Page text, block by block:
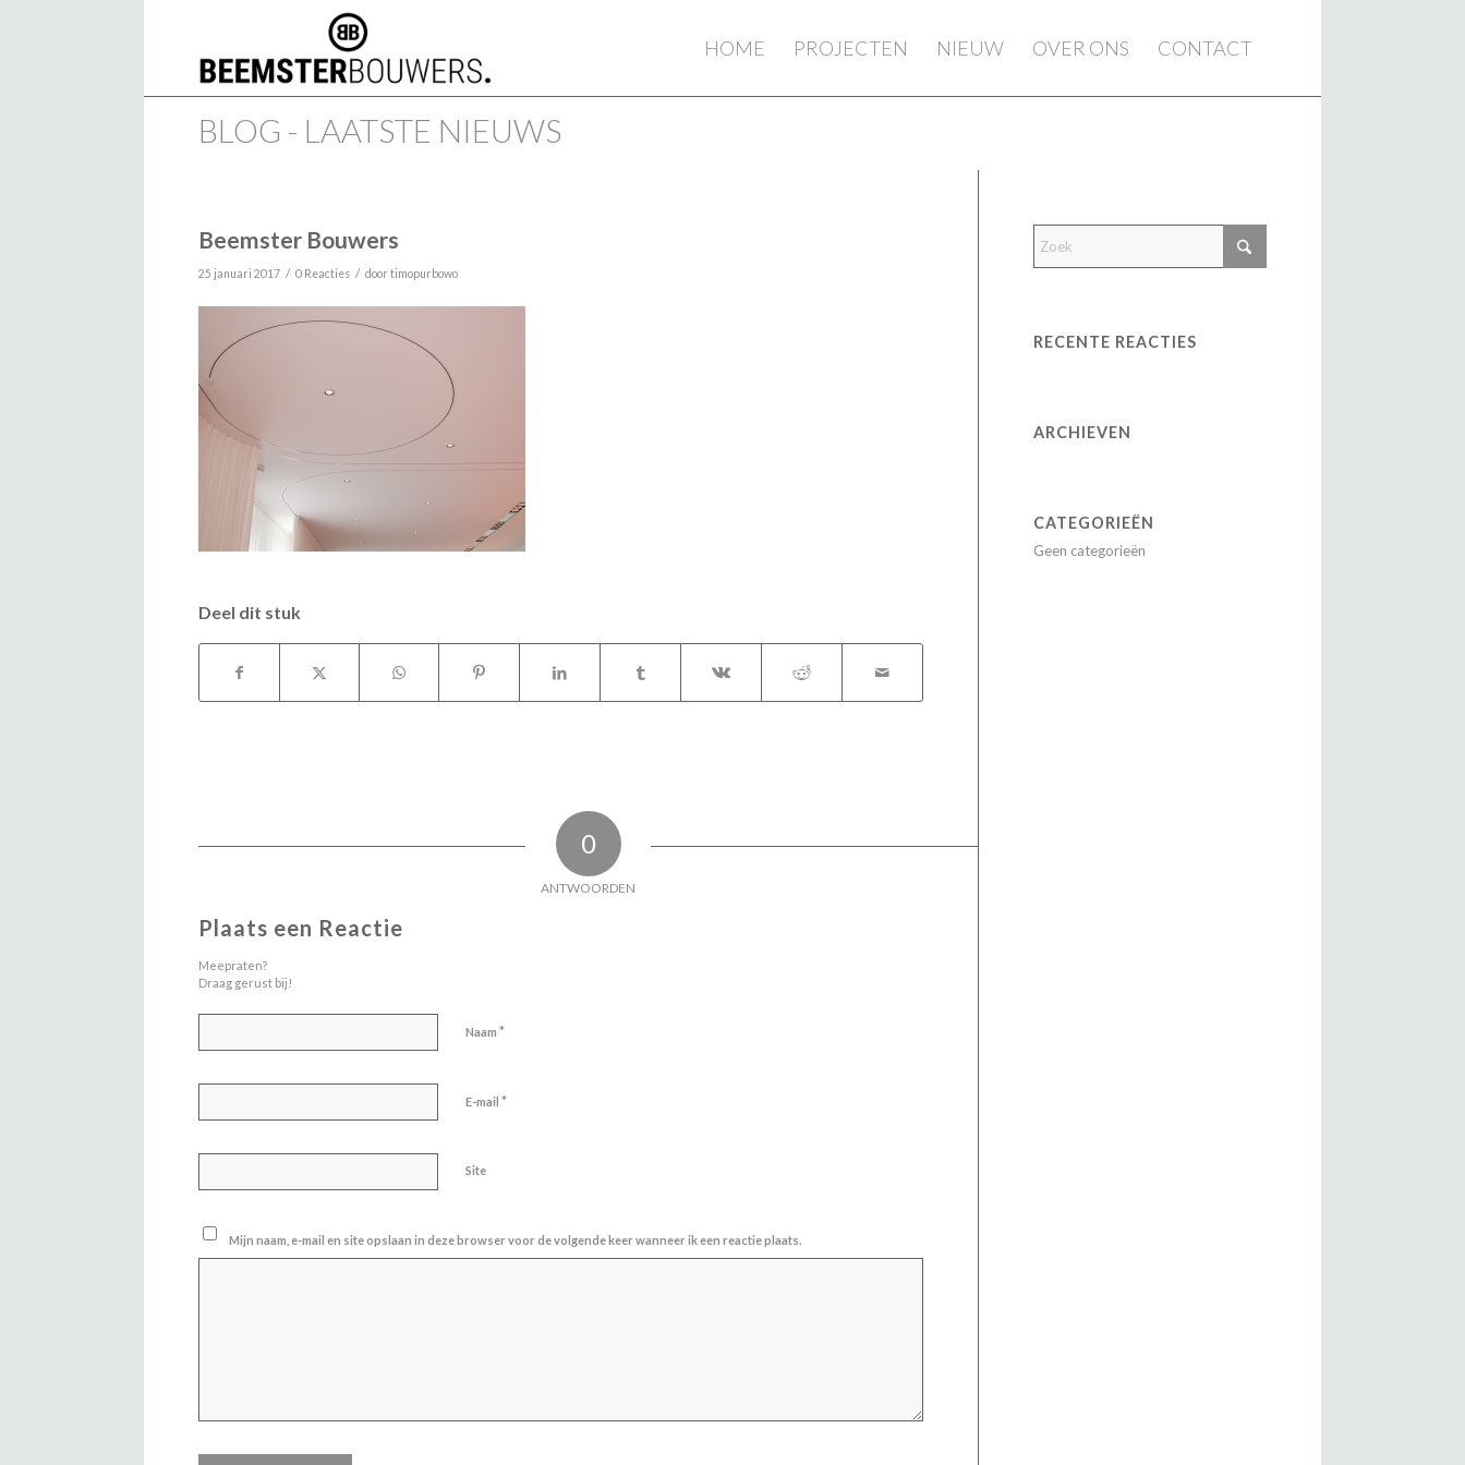
HOME PROJECTEN NIEUW OVER ONS CONTACT
BLOG - LAATSTE NIEUWS
Beemster Bouwers
25 januari 2017 / 0 Reacties / door timopurbowo
Deel dit stuk
0
ANTWOORDEN
Plaats een Reactie
Meepraten?
Draag gerust bij!
Naam *
E-mail *
Site
Mijn naam, e-mail en site opslaan in deze browser voor de volgende keer wanneer ik een reactie plaats.
RECENTE REACTIES
ARCHIEVEN
CATEGORIEËN
Geen categorieën